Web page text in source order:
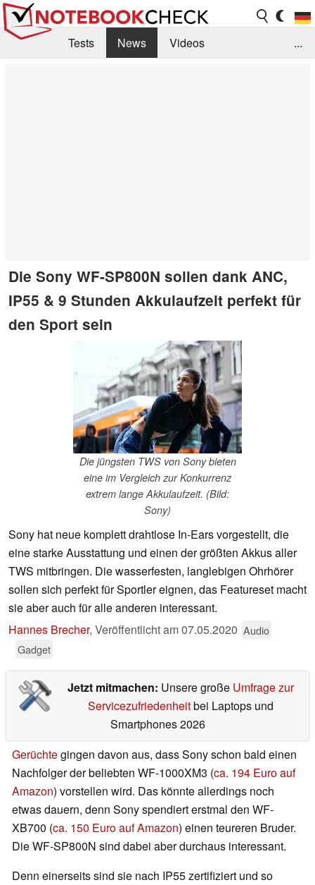
Tests News
Videos
...
Die Sony WF-SP800N sollen dank ANC,
IP55 & 9 Stunden Akkulaufzeit perfekt für
den Sport sein
Die jüngsten TWS von Sony bieten
eine im Vergleich zur Konkurrenz
extrem lange Akkulaufzeit. (Bild:
Sony)
Sony hat neue komplett drahtlose In-Ears vorgestellt, die
eine starke Ausstattung und einen der größten Akkus aller
TWS mitbringen. Die wasserfesten, langlebigen Ohrhörer
sollen sich perfekt für Sportler eignen, das Featureset macht
sie aber auch für alle anderen interessant.
Hannes Brecher, Veröffentlicht am07.05.2020 Audio
Gadget
Jetzt mitmachen: Unsere große Umfrage zur
Servicezufriedenheitbei Laptops und
Smartphones 2026
Gerüchtegingen davon aus, dass Sony schon bald einen
Nachfolger der beliebten WF-1000XM3 (ca. 194 Euro auf
Amazon) vorstellen wird. Das könnte allerdings noch
etwas dauern, denn Sony spendiert erstmal den WF-
XB700 (ca. 150 Euro auf Amazon) einen teureren Bruder.
Die WF-SP800N sind dabei aber durchaus interessant.
Denn einerseits sind sie nach IP55 zertifiziert und so